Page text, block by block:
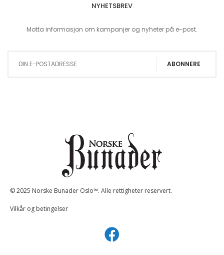
NYHETSBREV
Motta informasjon om kampanjer og nyheter på e-post.
ABONNERE
© 2025 Norske Bunader Oslo™. Alle rettigheter reservert.
Vilkår og betingelser